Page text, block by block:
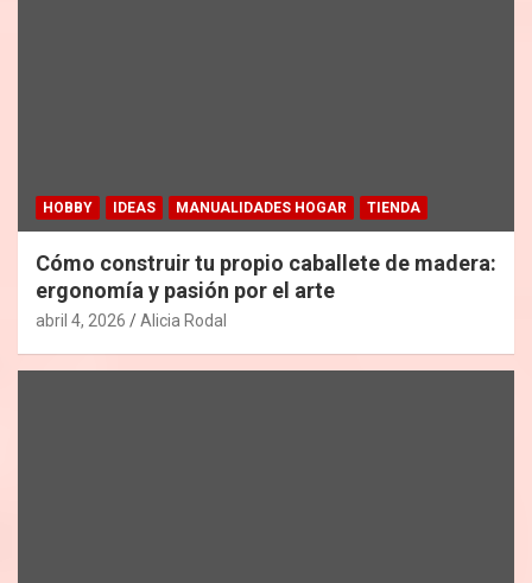
HOBBY IDEAS MANUALIDADES HOGAR TIENDA
Cómo construir tu propio caballete de madera:
ergonomía y pasión por el arte
abril 4, 2026 Alicia Rodal